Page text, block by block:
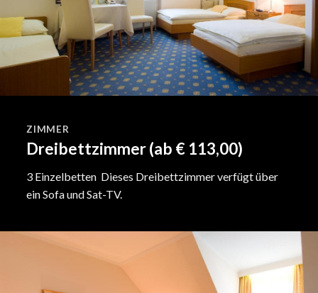
ZIMMER
Dreibettzimmer (ab € 113,00)
3 Einzelbetten Dieses Dreibettzimmer verfügt über
ein Sofa und Sat-TV.